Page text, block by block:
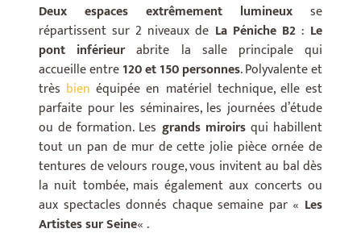
Deux espaces extrêmement lumineux se
répartissent sur 2 niveaux de La Péniche B2 : Le
pont inférieurabrite la salle principale qui
accueille entre120 et 150 personnes. Polyvalente et
très bien équipée en matériel technique, elle est
parfaite pour les séminaires, les journées d’étude
ou de formation. Les grands miroirsqui habillent
tout un pan de mur de cette jolie pièce ornée de
tentures de velours rouge, vous invitent au bal dès
la nuit tombée, mais également aux concerts ou
aux spectacles donnés chaque semaine par « Les
Artistes sur Seine« .